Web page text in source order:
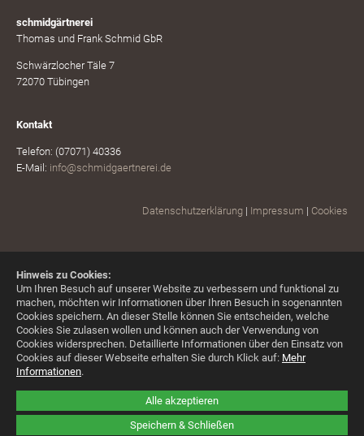
Alle akzeptieren
Speichern & Schließen
Hinweis zu Cookies:
Um Ihren Besuch auf unserer Website zu verbessern und funktional zu
machen, möchten wir Informationen über Ihren Besuch in sogenannten
Cookies speichern. An dieser Stelle können Sie entscheiden, welche
Cookies Sie zulasen wollen und können auch der Verwendung von
Cookies widersprechen. Detaillierte Informationen über den Einsatz von
Cookies auf dieser Webseite erhalten Sie durch Klick auf: Mehr
Informationen.
schmidgärtnerei
Thomas und Frank Schmid GbR
Schwärzlocher Täle 7
72070 Tübingen
Kontakt
Telefon: (07071) 40336
E-Mail: info@schmidgaertnerei.de
Datenschutzerklärung | Impressum | Cookies